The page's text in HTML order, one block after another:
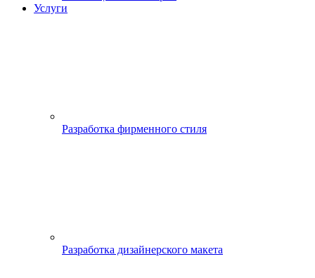
Услуги
Разработка фирменного стиля
Разработка дизайнерского макета